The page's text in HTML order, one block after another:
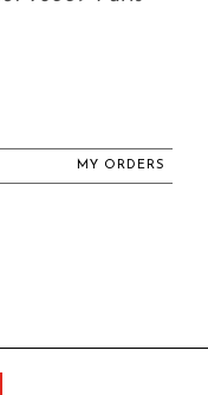
MY ORDERS